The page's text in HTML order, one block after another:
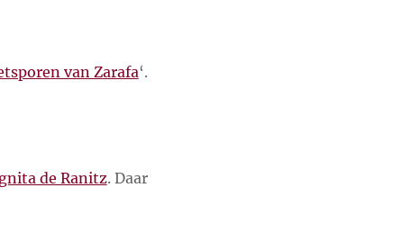
van Zarafa‘.
de Ranitz. Daar